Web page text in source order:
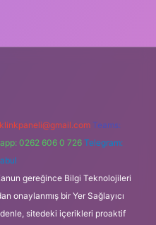
Teams:
0262 606 0 726 Telegram:
gereğince Bilgi Teknolojileri
onaylanmış bir Yer Sağlayıcı
sitedeki içerikleri proaktif